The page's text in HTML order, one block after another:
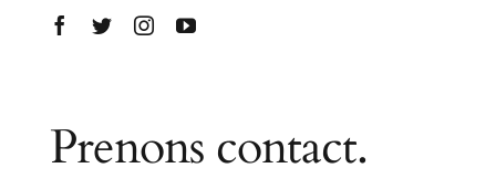
Prenons contact.